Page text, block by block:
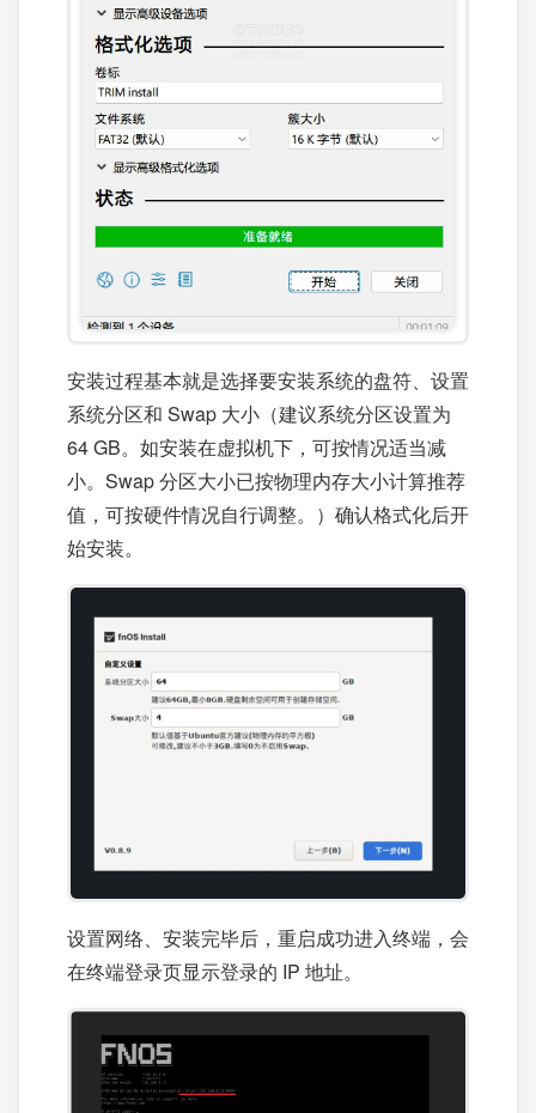
安装过程基本就是选择要安装系统的盘符、设置
系统分区和 Swap 大小（建议系统分区设置为
64 GB。如安装在虚拟机下，可按情况适当减
小。Swap 分区大小已按物理内存大小计算推荐
值，可按硬件情况自行调整。）确认格式化后开
始安装。
设置网络、安装完毕后，重启成功进入终端，会
在终端登录页显示登录的 IP 地址。